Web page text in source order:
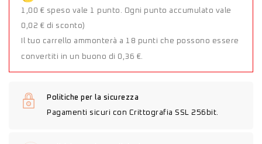
1,00 € speso vale 1 punto. Ogni punto accumulato vale
0,02 € di sconto)
Il tuo carrello ammonterà a 18 punti che possono essere
convertiti in un buono di 0,36 €.
Politiche per la sicurezza
Pagamenti sicuri con Crittografia SSL 256bit.